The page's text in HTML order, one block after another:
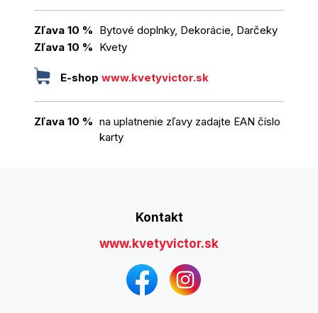
Zľava 10 % Bytové doplnky, Dekorácie, Darčeky
Zľava 10 % Kvety
E-shop www.kvetyvictor.sk
Zľava 10 % na uplatnenie zľavy zadajte EAN číslo
karty
Kontakt
www.kvetyvictor.sk